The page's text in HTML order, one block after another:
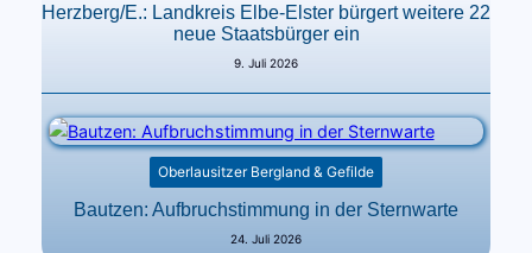
Herzberg/E.: Landkreis Elbe-Elster bürgert weitere 22
neue Staatsbürger ein
9. Juli 2026
Oberlausitzer Bergland & Gefilde
Bautzen: Aufbruchstimmung in der Sternwarte
24. Juli 2026